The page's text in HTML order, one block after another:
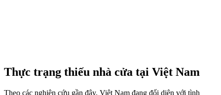
Thực trạng thiếu nhà cửa tại Việt Nam
Theo các nghiên cứu gần đây, Việt Nam đang đối diện với tình